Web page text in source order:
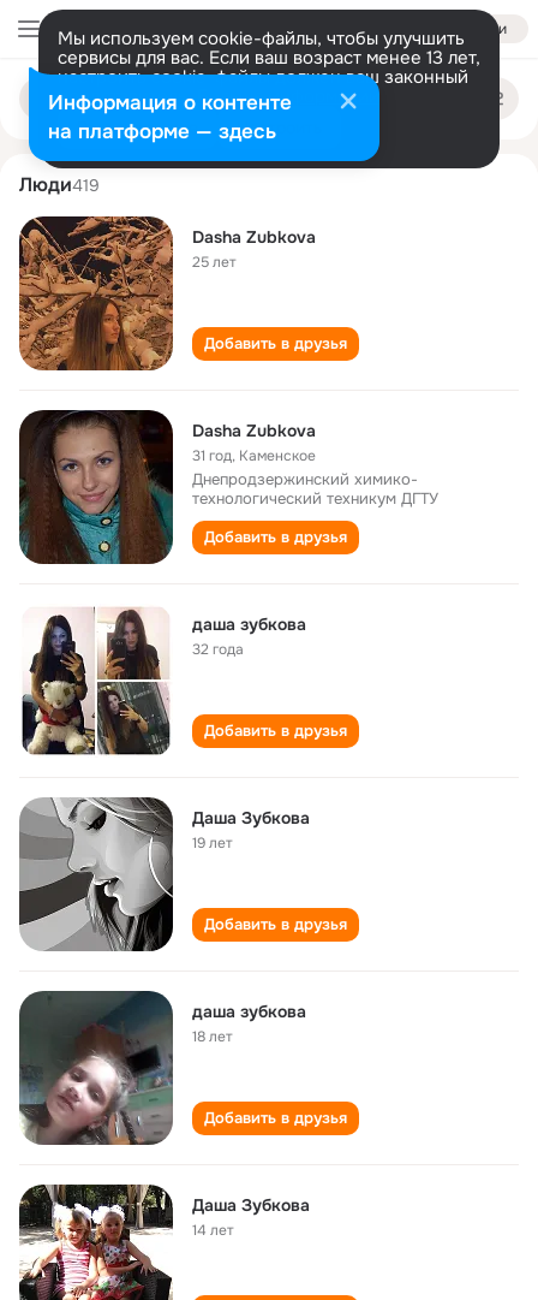
Войти
Мы используем cookie-файлы, чтобы улучшить
сервисы для вас. Если ваш возраст менее 13 лет,
настроить cookie-файлы должен ваш законный
представитель. Больше информации
Разрешить все Настроить
Поиск
людям
dasha zubkova
Люди419
Dasha Zubkova
25 лет
Добавить в друзья
Dasha Zubkova
31 год, Каменское
Днепродзержинский химико-
технологический техникум ДГТУ
Добавить в друзья
даша зубкова
32 года
Добавить в друзья
Даша Зубкова
19 лет
Добавить в друзья
даша зубкова
18 лет
Добавить в друзья
Даша Зубкова
14 лет
Информация о контенте
на платформе — здесь